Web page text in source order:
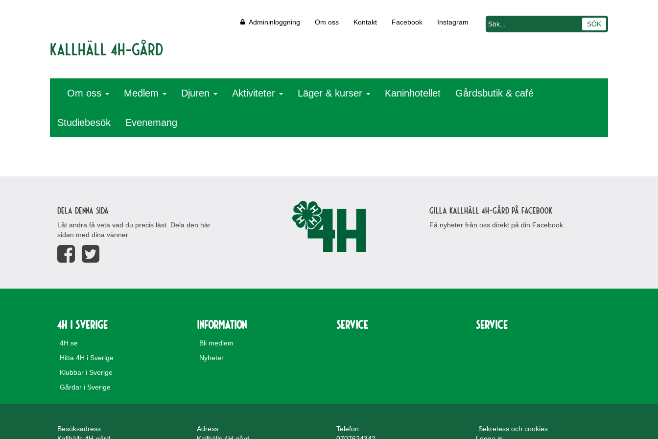
Kallhäll 4H-gård
Admininloggning Om oss Kontakt Facebook Instagram
Om oss Medlem Djuren Aktiviteter Läger & kurser Kaninhotellet Gårdsbutik & café
Studiebesök Evenemang
Dela denna sida
Låt andra få veta vad du precis läst. Dela den här
sidan med dina vänner.
Gilla Kallhäll 4H-gård på Facebook
Få nyheter från oss direkt på din Facebook.
4H i Sverige
4H.se
Hitta 4H i Sverige
Klubbar i Sverige
Gårdar i Sverige
Information
Bli medlem
Nyheter
Service Service
Besöksadress
Adress
Telefon
Sekretess och cookies